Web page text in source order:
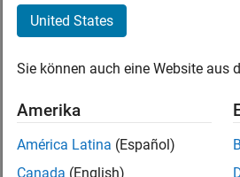
Stellen
Es
Region
United States
Sie können auch eine Website aus
Amerika
América Latina (Español)
Canada (English)